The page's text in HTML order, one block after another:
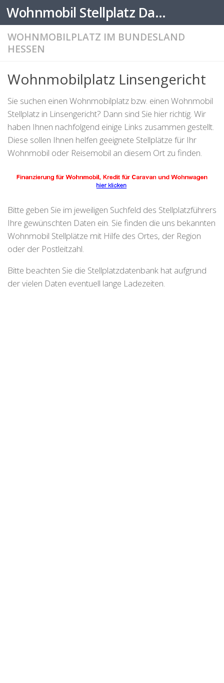
Zum Inhalt springen Wohnmobil Stellplatz Datenbank
WOHNMOBILPLATZ IM BUNDESLAND
HESSEN
Wohnmobilplatz Linsengericht
Sie suchen einen Wohnmobilplatz bzw. einen Wohnmobil
Stellplatz in Linsengericht? Dann sind Sie hier richtig. Wir
haben Ihnen nachfolgend einige Links zusammen gestellt.
Diese sollen Ihnen helfen geeignete Stellplätze für Ihr
Wohnmobil oder Reisemobil an diesem Ort zu finden.
Bitte geben Sie im jeweiligen Suchfeld des Stellplatzführers
Ihre gewünschten Daten ein. Sie finden die uns bekannten
Wohnmobil Stellplätze mit Hilfe des Ortes, der Region
oder der Postleitzahl.
Bitte beachten Sie die Stellplatzdatenbank hat aufgrund
der vielen Daten eventuell lange Ladezeiten.